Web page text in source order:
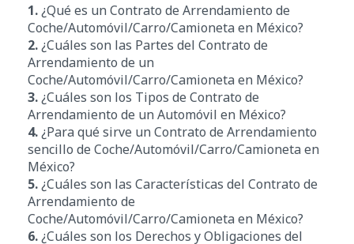
1.¿Qué es un Contrato de Arrendamiento de
Coche/Automóvil/Carro/Camioneta en México?
2.¿Cuáles son las Partes del Contrato de
Arrendamiento de un
Coche/Automóvil/Carro/Camioneta en México?
3.¿Cuáles son los Tipos de Contrato de
Arrendamiento de un Automóvil en México?
4.¿Para qué sirve un Contrato de Arrendamiento
sencillo de Coche/Automóvil/Carro/Camioneta en
México?
5.¿Cuáles son las Características del Contrato de
Arrendamiento de
Coche/Automóvil/Carro/Camioneta en México?
6.¿Cuáles son los Derechos y Obligaciones del